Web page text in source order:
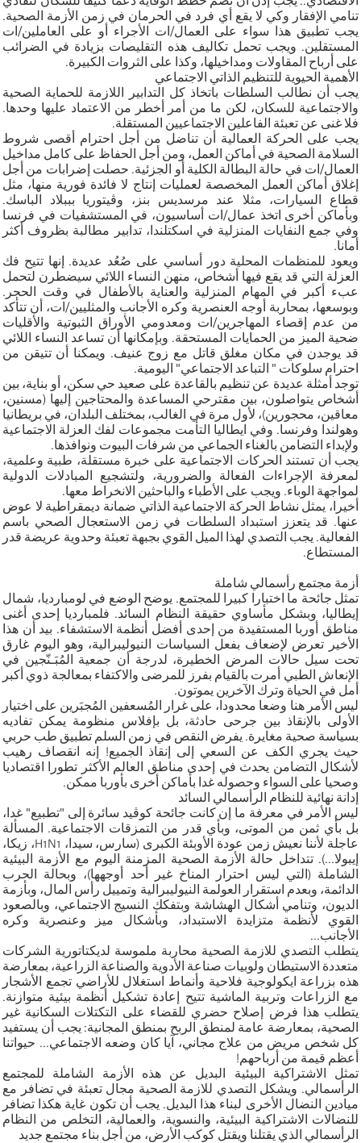
تنامي الإفقار وكي لا يقع أي فرد في الحرمان في زمن الأزمة الصحية.
يجب تطبيق هذا سواء على العمال/ات الأجراء أو على العاملين/ات
المستقلين. ويجب تحمل تكاليف هذه التقليصات بزيادة في الضرائب
على أرباح المقاولات ومداخيلها، وكذا على الثروات الكبيرة.
الأهمية الحيوية للتنظيم الذاتي الاجتماعي
يجب أن نطالب السلطات باتخاذ كل التدابير اللازمة للحماية الصحية
والاجتماعية للسكان، لكن ما من أمر أخطر من الاعتماد عليها وحدها.
فلا غنى عن تعبئة الفاعلين الاجتماعيين المستقلة.
يجب على الحركة العمالية أن تناضل من أجل احترام أقصى شروط
السلامة الصحية في أماكن العمل، ومن أجل الحفاظ على كامل مداخيل
العمال/ات في حالة البطالة الكلية أو الجزئية. حصلت إضرابات من أجل
إغلاق أماكن العمل المخصصة لعمليات إنتاج لا فائدة فورية منها، مثل
قطاع السيارات، مثلا عند مرسديس بنز، وڤيتوريا بببلاد الباسك.
وبأماكن أخرى اتخذ عمال/ات أساسيون، في المستشفيات في فرنسا
وفي جمع النفايات المنزلية في اسكتلندا، تدابير مطالبة بظروف أكثر
أمانا.
ويعود للمنظمات المحلية دور أساسي على صُعُد عديدة. إنها تتيح فك
العزلة التي قد يقع فيها أشخاص، منهن النساء اللائي سيضطرن لتحمل
عبء أكبر في المهام المنزلية والعناية بالأطفال في وقت الحجر.
وبوسعها، بمحاربة أوجه العنصرية وكره الأجانب والمثليين/ات، أن تتأكد
من عدم إقصاء المهاجرين/ات ومعدومي الأوراق الثبوتية والأقليات
ضحية الميز من الحمايات المستحقة. وبإمكانها أن تساعد النساء اللائي
قد يوجدن في مكان مغلق قاتل مع زوج عنيف. ويمكنا أن تتيقن من
احترام سلوكات " التباعد الاجتماعي" اليومية.
توجد أمثلة عديدة عن تنظيم بالقاعدة على صعيد حي سكن، أو بناية، بين
أشخاص يتواصلون، بين مقترحي المساعدة والمحتاجين إليها (مسنين،
معاقين، محجورين)، لأول مرة في الغالب، بمختلف البلدان، في بريطانيا
وهولندا وفرنسا. وفي ايطاليا التأمت مجموعات لفك العزلة الاجتماعية
ولإبداء التضامن بالغناء الجماعي من شرفات البيوت ونوافذها.
يجب أن تستند الحركات الاجتماعية على خبرة مستقلة، طبية وعلمية،
لمعرفة الإجراءات الفعالة والضرورية، ولتشجيع المبادلات الدولية
لمواجهة الوباء. ويجب على الأطباء والباحثين الانخراط معها.
أخيرا، يمثل نشاط الحركة الاجتماعية الذاتي ضمانة ديمقراطية لا عوض
عنها. قد يتعزز استبداد السلطات في زمن الاستعجال الصحي باسم
الفعالية. يجب التصدي لهذا الميل القوي بجبهة تعبئة وحدوية عريضة قدر
المستطاع.
أزمة مجتمع رأسمالي شاملة
تمثل جائحة ما اختبارا كبيرا للمجتمع. يوضح الوضع في لومبارديا، شمال
إيطاليا، وبشكل مأساوي حقيقة النظام السائد. فلمبارديا إحدى أغنى
مناطق أوربا المستفيدة من إحدى أفضل أنظمة الاستشفاء. بيد أن هذا
الأخير تعرض لإضعاف بفعل السياسات النيوليبرالية، وهو اليوم غارق
تحت سيل حالات المرض الخطيرة، لدرجة أن جمعية المُبَـنّجين في
الإنعاش الطبي أمرت بالقيام بفرز للمرضى والاكتفاء بمعالجة ذوي أكبر
أمل في الحياة وترك الآخرين يموتون.
ليس الأمر هنا وضعا محدودا، على غرار المُسعفين المُجبَرين على اختيار
الأولى بالإنقاذ بين جرحى حادثة، بل بإفلاس منظومة يمكن تفاديه
بسياسة صحية مغايرة. يفرض النقص في زمن السلم تطبيق طب حربي
حيث يجري الكف عن السعي إلى إنقاذ الجميع! إنه انقصاف رهيب
لأشكال التضامن يحدث في إحدى مناطق العالم الأكثر تطورا اقتصاديا
وصحيا على السواء وحصوله غدا بأماكن أخرى بأوربا ممكن.
إدانة نهائية للنظام الرأسمالي السائد
ليس الأمر في معرفة ما إن كانت جائحة كوڤيد سائرة إلى "تطبيع" غدا،
بل بأي ثمن من الموتى، وبأي قدر من التمزقات الاجتماعية. المسألة
عاجلة لأننا نعيش زمن عودة الأوبئة الكبرى (سارس، سيدا، H1N1، زيكا،
إيبولا...). تتداخل حالة الأزمة الصحية المزمنة اليوم مع الأزمة البيئية
الشاملة (التي ليس احترار المناخ غير أحد أوجهها)، وبحالة الحرب
الدائمة، وبعدم استقرار العولمة النيوليبرالية وتمييل رأس المال، وبأزمة
الديون، وتنامي أشكال الهشاشة وبتفكك النسيج الاجتماعي، وبالصعود
القوي لأنظمة متزايدة الاستبداد، وبأشكال ميز وعنصرية وكره
الأجانب...
يتطلب التصدي للازمة الصحية محاربة ملموسة لديكتاتورية الشركات
متعددة الاستيطان ولوبيات صناعة الأدوية والصناعة الزراعية، بمعارضة
هذه بزراعة ايكولوجية فلاحية وأنماط استغلال للأراضي تجمع الأشجار
مع الزراعات وتربية الماشية تتيح إعادة تشكيل أنظمة بيئية متوازنة.
يتطلب هذا فرض إصلاح حضري للقضاء على التكتلات السكانية غير
الصحية، بمعارضة عامة لمنطق الربح بمنطق المجانية: يجب أن يستفيد
كل شخص مريض من علاج مجاني، آيا كان وضعه الاجتماعي... حيواتنا
أعظم قيمة من أرباحهم!
تمثل الاشتراكية البيئية البديل عن هذه الأزمة الشاملة للمجتمع
الرأسمالي. ويشكل التصدي للازمة الصحية مجال تعبئة في تضافر مع
ميادين النضال الأخرى لبناء هذا البديل. يجب أن تكون غاية هكذا تضافر
للنضالات الاشتراكية البيئية، والنسوية، والعمالية، التخلص من النظام
الرأسمالي الذي يقتلنا ويقتل كوكب الأرض، من أجل بناء مجتمع جديد